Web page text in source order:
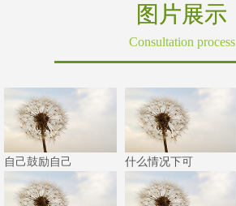
图片展示
Consultation process
自己鼓励自己 什么情况下可